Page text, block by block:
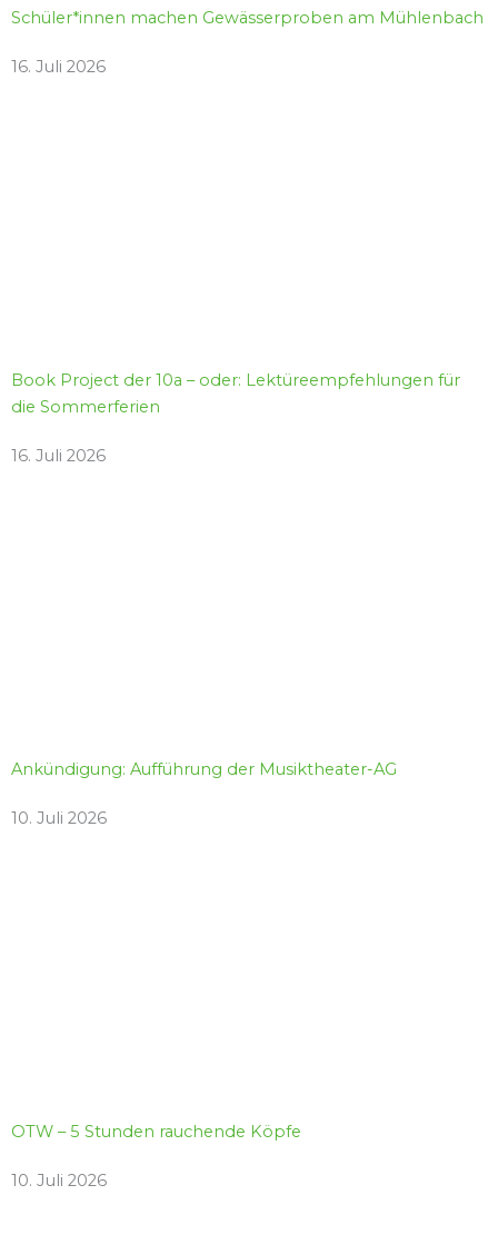
Schüler*innen machen Gewässerproben am Mühlenbach
16. Juli 2026
Book Project der 10a – oder: Lektüreempfehlungen für
die Sommerferien
16. Juli 2026
Ankündigung: Aufführung der Musiktheater-AG
10. Juli 2026
OTW – 5 Stunden rauchende Köpfe
10. Juli 2026